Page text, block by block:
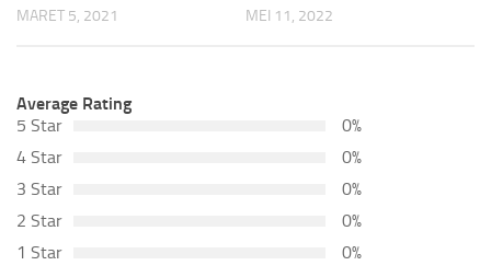
MARET 5, 2021 MEI 11, 2022
Average Rating
5 Star
0%
4 Star
0%
3 Star
0%
2 Star
0%
1 Star
0%